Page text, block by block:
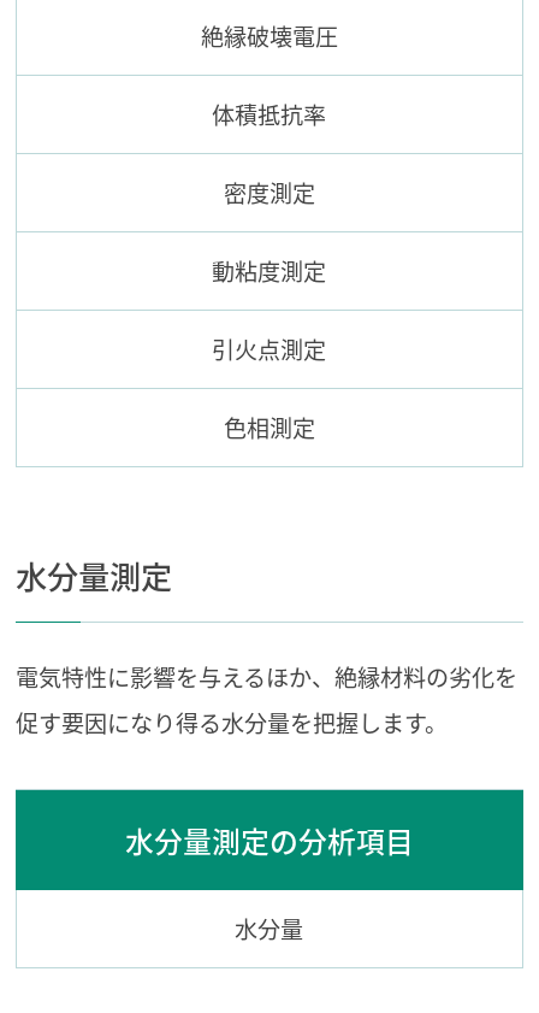
絶縁破壊電圧
体積抵抗率
密度測定
動粘度測定
引火点測定
色相測定
水分量測定
電気特性に影響を与えるほか、絶縁材料の劣化を
促す要因になり得る水分量を把握します。
水分量測定の分析項目
水分量